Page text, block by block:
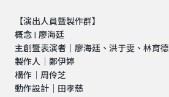
【演出人員暨製作群】
概念 | 廖海廷
主創暨表演者｜廖海廷、洪于雯、林育德
製作人｜鄭伊婷
構作｜周伶芝
動作設計｜田孝慈